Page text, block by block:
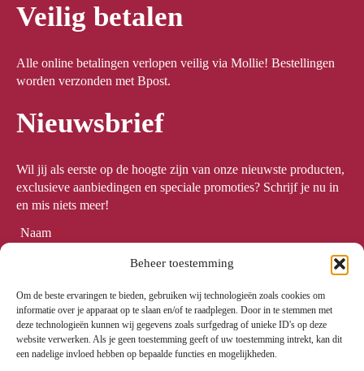
Beheer toestemming
Om de beste ervaringen te bieden, gebruiken wij technologieën zoals cookies om
informatie over je apparaat op te slaan en/of te raadplegen. Door in te stemmen met
deze technologieën kunnen wij gegevens zoals surfgedrag of unieke ID's op deze
website verwerken. Als je geen toestemming geeft of uw toestemming intrekt, kan dit
een nadelige invloed hebben op bepaalde functies en mogelijkheden.
Veilig betalen
Alle online betalingen verlopen veilig via Mollie! Bestellingen
worden verzonden met Bpost.
Nieuwsbrief
Wil jij als eerste op de hoogte zijn van onze nieuwste producten,
exclusieve aanbiedingen en speciale promoties? Schrijf je nu in
en mis niets meer!
Naam *
Email *